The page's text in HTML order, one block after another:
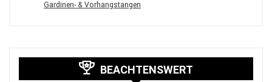
Gardinen- & Vorhangstangen
BEACHTENSWERT